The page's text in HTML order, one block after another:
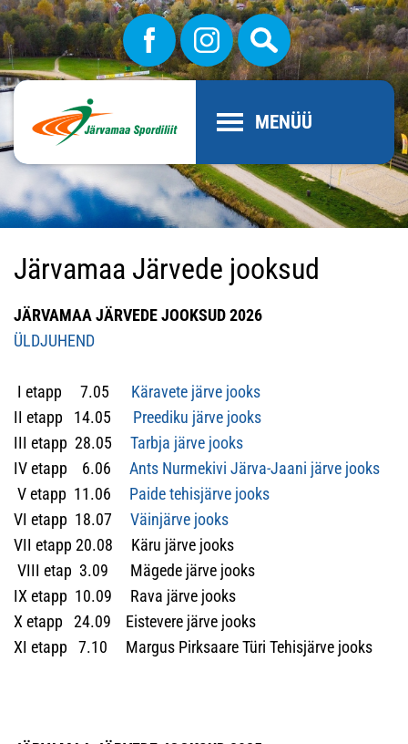
MENÜÜ
Järvamaa Järvede jooksud
JÄRVAMAA JÄRVEDE JOOKSUD 2026
ÜLDJUHEND
I etapp 7.05
Käravete järve jooks
II etapp 14.05 Preediku järve jooks
III etapp 28.05 Tarbja järve jooks
IV etapp 6.06
Ants Nurmekivi Järva-Jaani järve jooks
V etapp 11.06 Paide tehisjärve jooks
VI etapp 18.07 Väinjärve jooks
VII etapp 20.08 Käru järve jooks
VIII etap 3.09 Mägede järve jooks
IX etapp 10.09 Rava järve jooks
X etapp 24.09 Eistevere järve jooks
XI etapp 7.10 Margus Pirksaare Türi Tehisjärve jooks